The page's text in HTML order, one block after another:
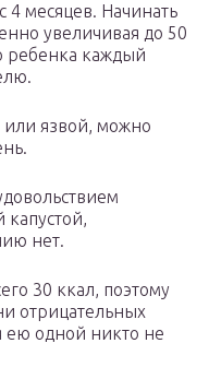
4 месяцев. Начинать
увеличивая до 50
ребенка каждый
язвой, можно
нет.
30 ккал, поэтому
отрицательных
ею одной никто не